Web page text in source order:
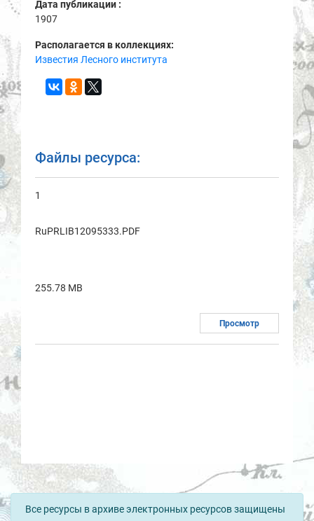
Дата публикации :
1907
Располагается в коллекциях:
Известия Лесного института
Файлы ресурса:
1
RuPRLIB12095333.PDF
255.78 MB
Просмотр
Все ресурсы в архиве электронных ресурсов защищены